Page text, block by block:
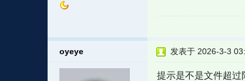
oyeye 发表于 2026-3-3
提示是不是文件超过